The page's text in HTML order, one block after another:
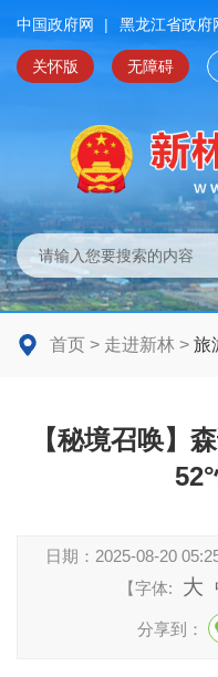
中国政府网 | 黑龙江省政府
关怀版 无障碍
首页 > 走进新林 > 旅
【秘境召唤】
日期： 2025-08-20
【字体:
大
分享到：